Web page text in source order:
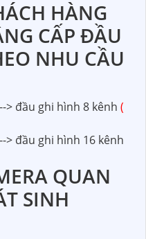
HÀNG
CẤP ĐẦU
NHU CẦU
> đầu ghi hình 8 kênh (
> đầu ghi hình 16 kênh
QUAN
SINH